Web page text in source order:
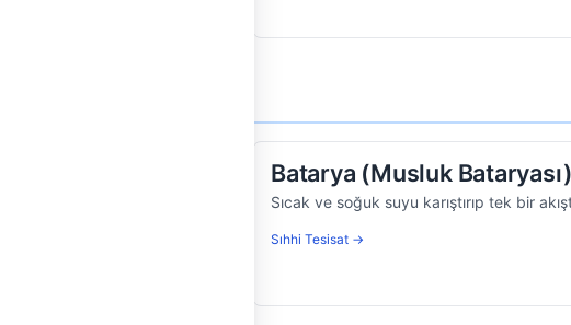
dışarı atmasını sağlayan
Batarya (Musluk Bataryası)
Sıcak ve soğuk suyu karıştırıp tek bir
Sıhhi Tesisat →